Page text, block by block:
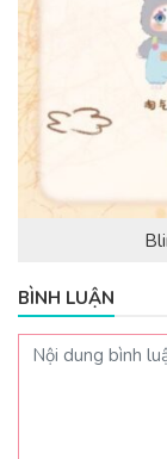
BÌNH LUẬN